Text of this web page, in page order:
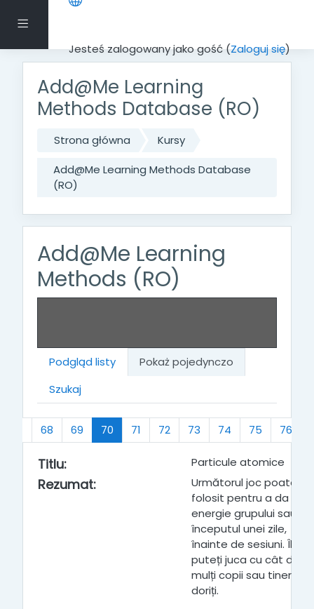
Panel boczny
Jesteś zalogowany jako gość (Zaloguj się)
Przejdź do głównej zawartości
Add@Me Learning
Methods Database (RO)
Strona główna
Kursy
Add@Me Learning Methods Database
(RO)
Add@Me Learning
Methods (RO)
Podgląd listy
Pokaż pojedynczo
Szukaj
68 69 70(bieżący)
71 72 73 74 75 76
Titlu: Particule atomice
Rezumat:
Următorul joc poate fi
folosit pentru a da
energie grupului sau la
începutul unei zile,
înainte de sesiuni. Îl
puteți juca cu cât de
mulți copii sau tineri
doriți.